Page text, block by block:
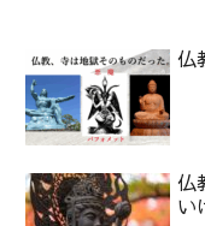
仏
仏
い